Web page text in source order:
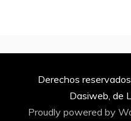
Derechos
Dasiweb, de
Proudly powered by